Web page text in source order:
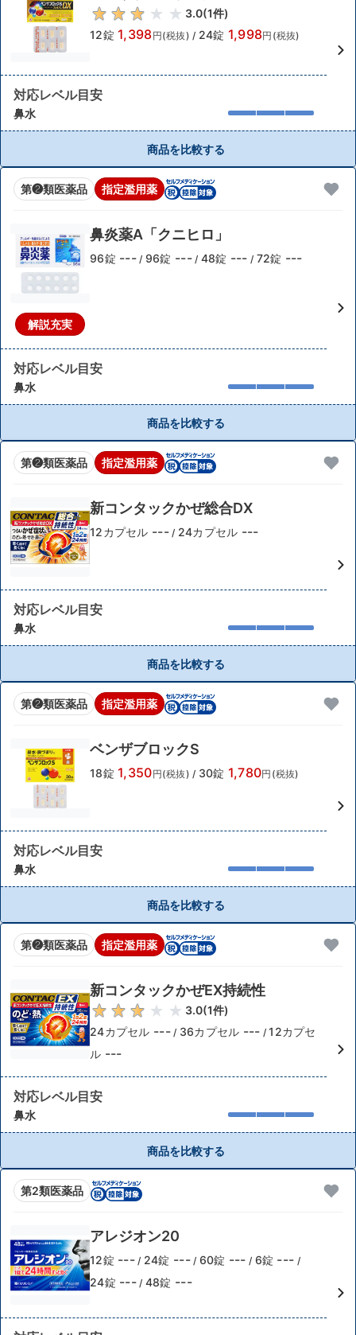
3.0(1件)
12錠 1,398円(税抜) / 24錠 1,998円(税抜)
対応レベル目安
鼻水
商品を比較する
第❷類医薬品 指定濫用薬
解説充実
鼻炎薬A「クニヒロ」
96錠 --- / 96錠 --- / 48錠 --- / 72錠 ---
対応レベル目安
鼻水
商品を比較する
第❷類医薬品 指定濫用薬
新コンタックかぜ総合DX
12カプセル --- / 24カプセル ---
対応レベル目安
鼻水
商品を比較する
第❷類医薬品 指定濫用薬
ベンザブロックS
18錠 1,350円(税抜) / 30錠 1,780円(税抜)
対応レベル目安
鼻水
商品を比較する
第❷類医薬品 指定濫用薬
新コンタックかぜEX持続性
3.0(1件)
24カプセル --- / 36カプセル --- / 12カプセ
ル ---
対応レベル目安
鼻水
商品を比較する
第2類医薬品
アレジオン20
12錠 --- / 24錠 --- / 60錠 --- / 6錠 --- /
24錠 --- / 48錠 ---